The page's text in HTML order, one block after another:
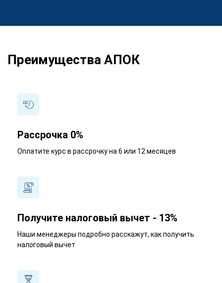
Преимущества АПОК
Рассрочка 0%
Оплатите курс в рассрочку на 6 или 12 месяцев
Получите налоговый вычет - 13%
Наши менеджеры подробно расскажут, как получить
налоговый вычет